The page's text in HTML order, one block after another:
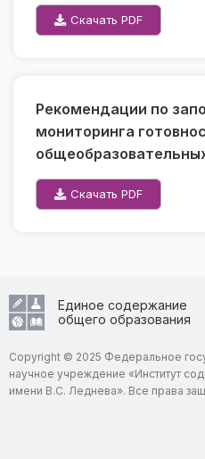
Скачать PDF
Рекомендации по
мониторинга
Скачать PDF
Единое содержание
общего образования
Copyright © 2025 Федеральное
научное учреждение «Институт
имени В.С. Леднева». Все права